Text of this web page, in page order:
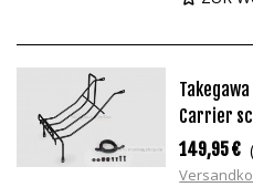
Carrier
149,95 €